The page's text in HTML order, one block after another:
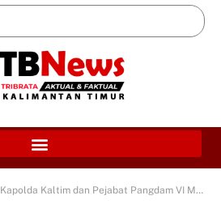
Kapolda Kaltim dan Pejabat Pangdam VI Mulawarman Gowes Bareng